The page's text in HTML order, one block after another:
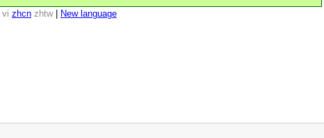
vi zhcn zhtw| New language